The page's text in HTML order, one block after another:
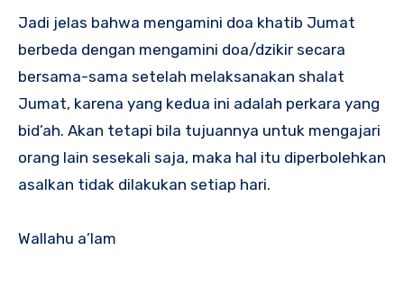
Jadi jelas bahwa mengamini doa khatib Jumat
berbeda dengan mengamini doa/dzikir secara
bersama-sama setelah melaksanakan shalat
Jumat, karena yang kedua ini adalah perkara yang
bid’ah. Akan tetapi bila tujuannya untuk mengajari
orang lain sesekali saja, maka hal itu diperbolehkan
asalkan tidak dilakukan setiap hari.
Wallahu a’lam